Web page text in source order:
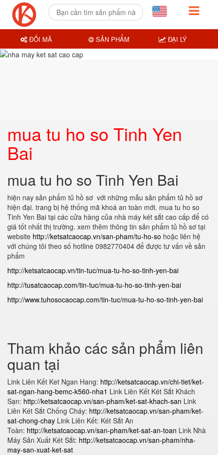
mua tu ho so Tinh Yen
Bai
mua tu ho so Tinh Yen Bai
hiện nay sản phẩm tủ hồ sơ với những mẫu sản phẩm tủ hồ sơ
hiện đại. trang bị hệ thống mã khoá an toàn mới. mua tu ho so
Tinh Yen Bai tại các cửa hàng của nhà máy két sắt cao cấp để có
giá tốt nhất thị trường. xem thêm thông tin sản phẩm tủ hồ sơ tại
website http://ketsatcaocap.vn/san-pham/tu-ho-so hoặc liên hệ
với chúng tôi theo số hotline 0982770404 để được tư vấn về sản
phẩm
http://ketsatcaocap.vn/tin-tuc/mua-tu-ho-so-tinh-yen-bai
http://tusatcaocap.com/tin-tuc/mua-tu-ho-so-tinh-yen-bai
http://www.tuhosocaocap.com/tin-tuc/mua-tu-ho-so-tinh-yen-bai
Tham khảo các sản phẩm liên
quan tại
Link Liên Kết Ket Ngan Hang: http://ketsatcaocap.vn/chi-tiet/ket-
sat-ngan-hang-bemc-k560-nha1 Link Liên Kết Két Sắt Khách
Sạn: http://ketsatcaocap.vn/san-pham/ket-sat-khach-san Link
Liên Két Sắt Chống Cháy: http://ketsatcaocap.vn/san-pham/ket-
sat-chong-chay Link Liên Kết: Két Sắt An
Toàn: http://ketsatcaocap.vn/san-pham/ket-sat-an-toan Link Nhà
Máy Sản Xuất Két Sắt: http://ketsatcaocap.vn/san-pham/nha-
may-san-xuat-ket-sat
ĐỔI MÃ SẢN PHẨM ĐẠI LÝ